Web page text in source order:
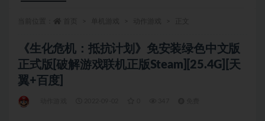
《生化危机：抵抗计划》免安装绿色中文版
正式版[破解游戏联机正版Steam][25.4G][天
翼+百度]